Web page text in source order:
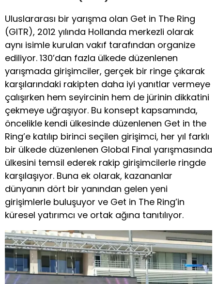
Uluslararası bir yarışma olan Get in The Ring
(GITR), 2012 yılında Hollanda merkezli olarak
aynı isimle kurulan vakıf tarafından organize
ediliyor. 130’dan fazla ülkede düzenlenen
yarışmada girişimciler, gerçek bir ringe çıkarak
karşılarındaki rakipten daha iyi yanıtlar vermeye
çalışırken hem seyircinin hem de jürinin dikkatini
çekmeye uğraşıyor. Bu konsept kapsamında,
öncelikle kendi ülkesinde düzenlenen Get in the
Ring’e katılıp birinci seçilen girişimci, her yıl farklı
bir ülkede düzenlenen Global Final yarışmasında
ülkesini temsil ederek rakip girişimcilerle ringde
karşılaşıyor. Buna ek olarak, kazananlar
dünyanın dört bir yanından gelen yeni
girişimlerle buluşuyor ve Get in The Ring’in
küresel yatırımcı ve ortak ağına tanıtılıyor.